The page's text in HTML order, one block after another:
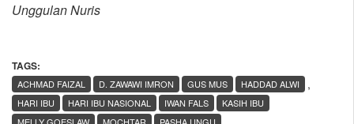
Unggulan Nuris
TAGS:
,
ACHMAD FAIZAL D. ZAWAWI IMRON GUS MUS
HADDAD ALWI
HARI IBU
HARI IBU NASIONAL IWAN FALS
KASIH IBU